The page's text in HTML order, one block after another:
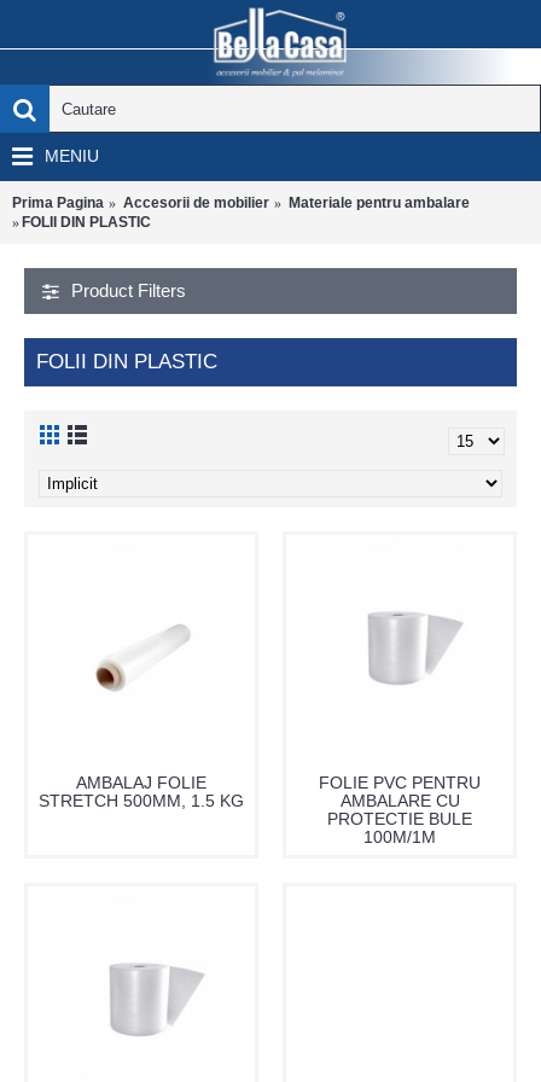
MENIU
Prima Pagina Accesorii de mobilier
Materiale pentru ambalare
FOLII DIN PLASTIC
Product Filters
FOLII DIN PLASTIC
AMBALAJ FOLIE
STRETCH 500MM, 1.5 KG
FOLIE PVC PENTRU
AMBALARE CU
PROTECTIE BULE
100M/1M